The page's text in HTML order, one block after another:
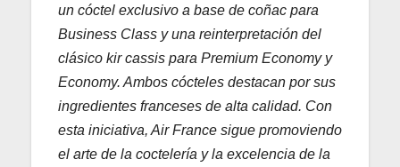
un cóctel exclusivo a base de coñac para
Business Class y una reinterpretación del
clásico kir cassis para Premium Economy y
Economy. Ambos cócteles destacan por sus
ingredientes franceses de alta calidad. Con
esta iniciativa, Air France sigue promoviendo
el arte de la coctelería y la excelencia de la